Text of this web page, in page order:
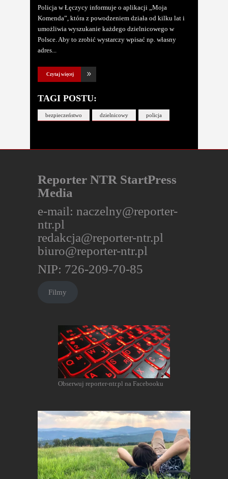
Policja w Łęczycy informuje o aplikacji „Moja
Komenda”, która z powodzeniem działa od kilku lat i
umożliwia wyszukanie każdego dzielnicowego w
Polsce. Aby to zrobić wystarczy wpisać np. własny
adres
Czytaj więcej
TAGI POSTU:
bezpieczeństwo dzielnicowy policja
Reporter NTR StartPress
Media
e-mail: naczelny@reporter-
ntr.pl
redakcja@reporter-ntr.pl
biuro@reporter-ntr.pl
NIP: 726-209-70-85
Filmy
Obserwuj reporter-ntr.pl na Facebooku